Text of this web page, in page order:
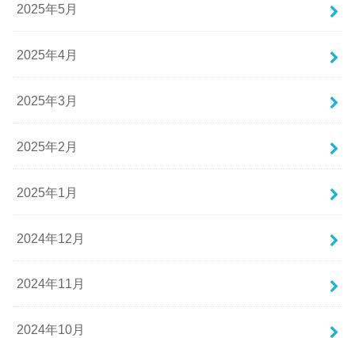
2025年5月
2025年4月
2025年3月
2025年2月
2025年1月
2024年12月
2024年11月
2024年10月